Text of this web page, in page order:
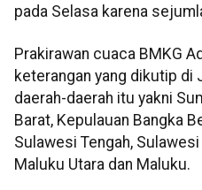
pada Selasa karena
Prakirawan cuaca BMKG
keterangan yang dikutip di
daerah-daerah itu yakni
Barat, Kepulauan Bangka
Sulawesi Tengah,
Maluku Utara dan Maluku.